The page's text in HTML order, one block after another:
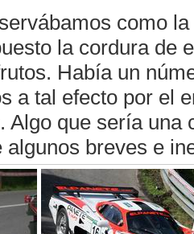
como
la cordura de
Había un
a tal efecto por el
Algo que sería una
algunos breves e